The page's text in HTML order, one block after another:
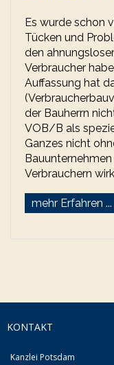
Es wurde schon
Tücken und
den
Verbraucher
Auffassung hat
der Bauherrn
VOB/B als
Ganzes nicht
Verbrauchern
mehr Erfahren ...
KONTAKT
Kanzlei Potsdam